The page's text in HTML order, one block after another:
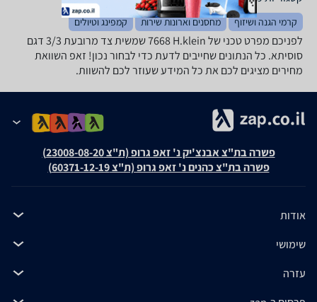
קרמי הגנה ושיזוף מחסנים וארונות שירות קמפינג וטיולים
לפניכם מפרט טכני של H.klein ‏7668 שמשית צד מרובעת 3/3 דגם
סוסיתא. כל הנתונים שחייבים לדעת כדי לבחור נכון! זאפ השוואת
מחירים מציגים לכם את כל המידע שעוזר לכם להשוות.
פשרה בת"צ אבנצ'יק נ' זאפ גרופ (ת"צ 23008-08-20)
פשרה בת"צ כהנים נ' זאפ גרופ (ת"צ 60371-12-19)
אודות
שימושי
עזרה